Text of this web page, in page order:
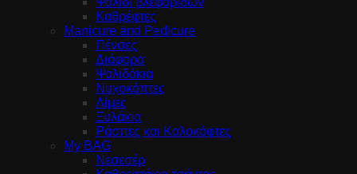
Καθρέφτες
Manicure and Pedicure
Πένσες
Διάφορα
Ψαλιδάκια
Νυχοκόπτες
Λίμες
Ξυλάκια
Ράσπες και Καλοκόφτες
My BAG
Νεσεσέρ